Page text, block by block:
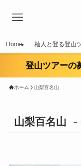
Home 杣人と登る登山
登山ツアーの
ホーム 山梨百名山
山梨百名山 –